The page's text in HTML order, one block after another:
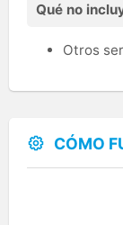
Qué no
Otros
CÓMO